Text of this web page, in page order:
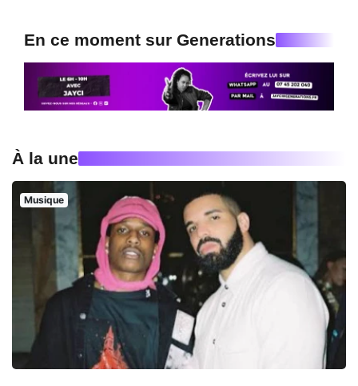
En ce moment sur Generations
À la une
Musique